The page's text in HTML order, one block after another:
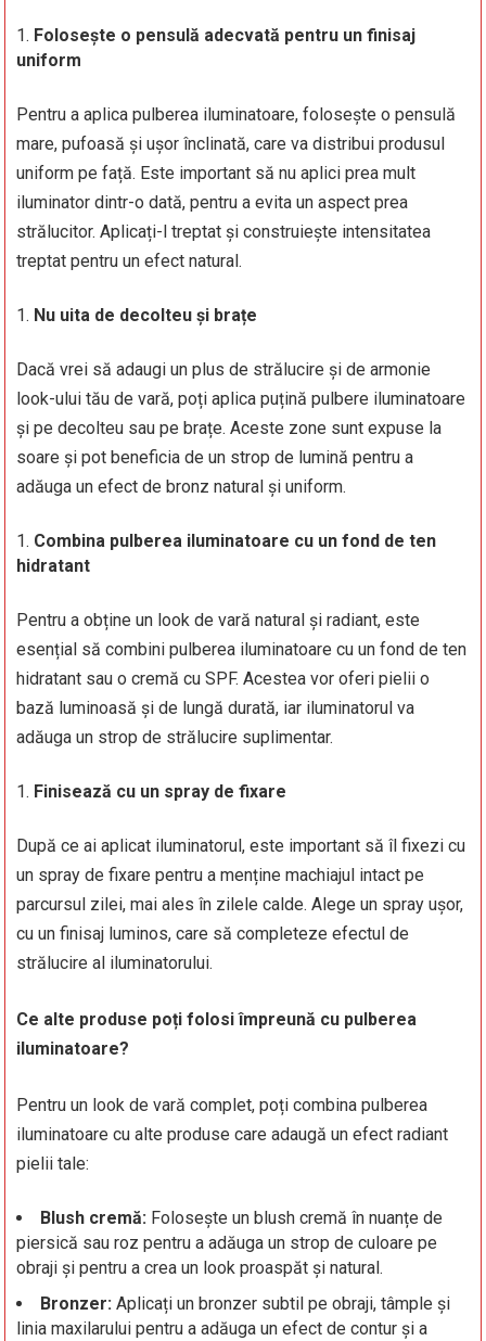
Folosește o pensulă adecvată pentru un finisaj
uniform
Pentru a aplica pulberea iluminatoare, folosește o pensulă
mare, pufoasă și ușor înclinată, care va distribui produsul
uniform pe față. Este important să nu aplici prea mult
iluminator dintr-o dată, pentru a evita un aspect prea
strălucitor. Aplicați-l treptat și construiește intensitatea
treptat pentru un efect natural.
Nu uita de decolteu și brațe
Dacă vrei să adaugi un plus de strălucire și de armonie
look-ului tău de vară, poți aplica puțină pulbere iluminatoare
și pe decolteu sau pe brațe. Aceste zone sunt expuse la
soare și pot beneficia de un strop de lumină pentru a
adăuga un efect de bronz natural și uniform.
Combina pulberea iluminatoare cu un fond de ten
hidratant
Pentru a obține un look de vară natural și radiant, este
esențial să combini pulberea iluminatoare cu un fond de ten
hidratant sau o cremă cu SPF. Acestea vor oferi pielii o
bază luminoasă și de lungă durată, iar iluminatorul va
adăuga un strop de strălucire suplimentar.
Finisează cu un spray de fixare
După ce ai aplicat iluminatorul, este important să îl fixezi cu
un spray de fixare pentru a menține machiajul intact pe
parcursul zilei, mai ales în zilele calde. Alege un spray ușor,
cu un finisaj luminos, care să completeze efectul de
strălucire al iluminatorului.
Ce alte produse poți folosi împreună cu pulberea
iluminatoare?
Pentru un look de vară complet, poți combina pulberea
iluminatoare cu alte produse care adaugă un efect radiant
pielii tale:
Blush cremă: Folosește un blush cremă în nuanțe de
piersică sau roz pentru a adăuga un strop de culoare pe
obraji și pentru a crea un look proaspăt și natural.
Bronzer: Aplicați un bronzer subtil pe obraji, tâmple și
linia maxilarului pentru a adăuga un efect de contur și a